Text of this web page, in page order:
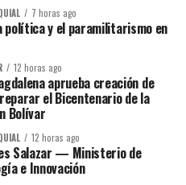
7 horas ago
política y el paramilitarismo en
12 horas ago
aprueba creación de
el Bicentenario de la
Bolívar
12 horas ago
Salazar — Ministerio de
e Innovación